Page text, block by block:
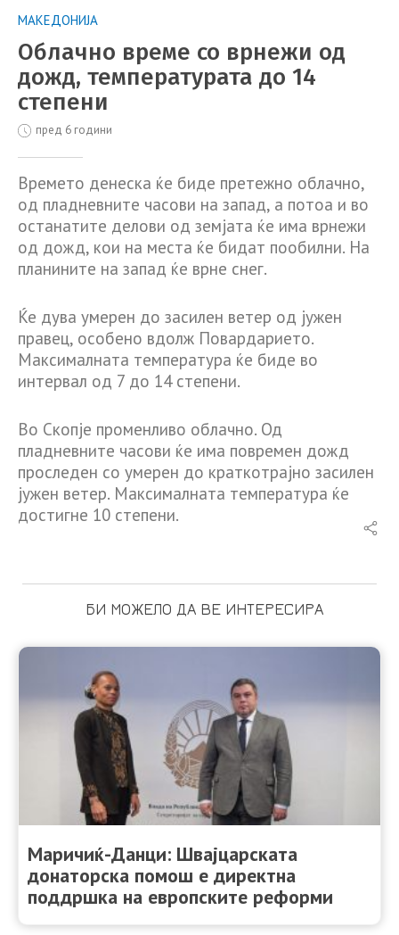
МАКЕДОНИЈА
Облачно време со врнежи од
дожд, температурата до 14
степени
пред 6 години
Времето денеска ќе биде претежно облачно,
од пладневните часови на запад, а потоа и во
останатите делови од земјата ќе има врнежи
од дожд, кои на места ќе бидат пообилни. На
планините на запад ќе врне снег.
Ќе дува умерен до засилен ветер од јужен
правец, особено вдолж Повардарието.
Максималната температура ќе биде во
интервал од 7 до 14 степени.
Во Скопје променливо облачно. Од
пладневните часови ќе има повремен дожд
проследен со умерен до краткотрајно засилен
јужен ветер. Максималната температура ќе
достигне 10 степени.
БИ МОЖЕЛО ДА ВЕ ИНТЕРЕСИРА
Маричиќ-Данци: Швајцарската
донаторска помош е директна
поддршка на европските реформи